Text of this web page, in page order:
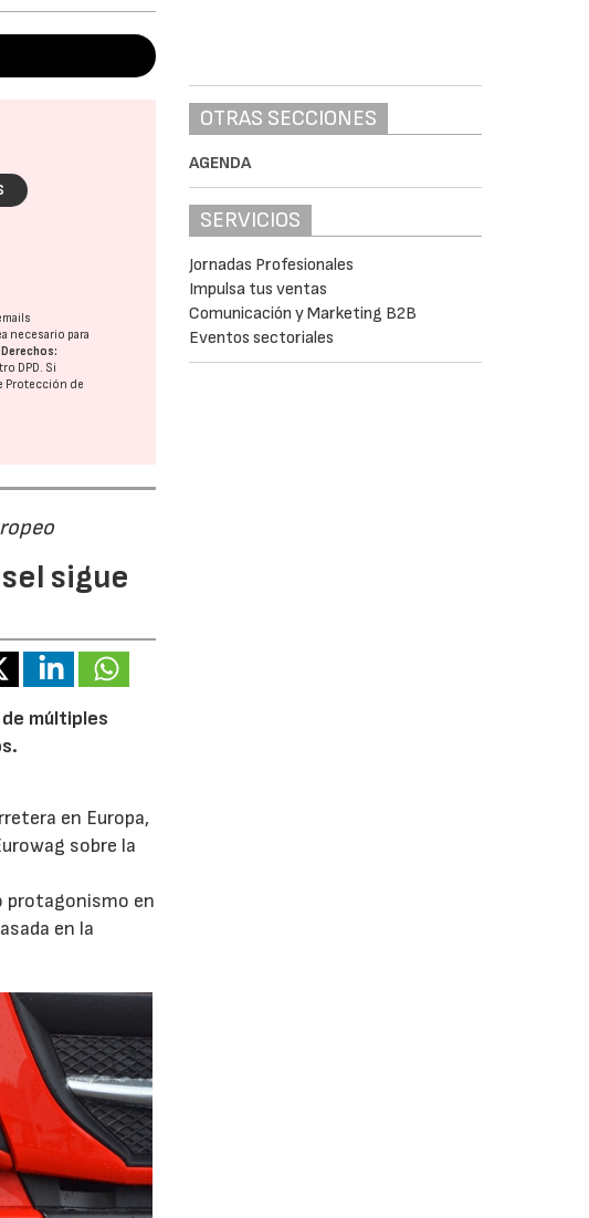
necesario para
Derechos:
DPD. Si
Protección de
sigue
múltiples
en Europa,
sobre la
protagonismo en
en la
OTRAS SECCIONES
AGENDA
SERVICIOS
Jornadas Profesionales
Impulsa tus ventas
Comunicación y Marketing B2B
Eventos sectoriales